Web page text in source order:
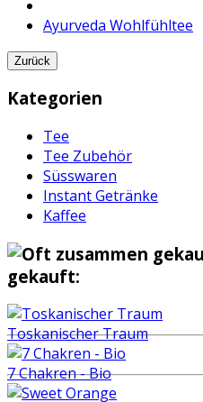
Ayurveda Wohlfühltee
Zurück
Kategorien
Tee
Tee Zubehör
Süsswaren
Instant Getränke
Kaffee
gekauft:
Toskanischer Traum
7 Chakren - Bio